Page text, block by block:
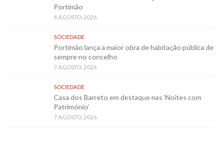
Portimão
8 AGOSTO, 2026
SOCIEDADE
Portimão lança a maior obra de habitação pública de
sempre no concelho
7 AGOSTO, 2026
SOCIEDADE
Casa dos Barreto em destaque nas ‘Noites com
Património’
7 AGOSTO, 2026